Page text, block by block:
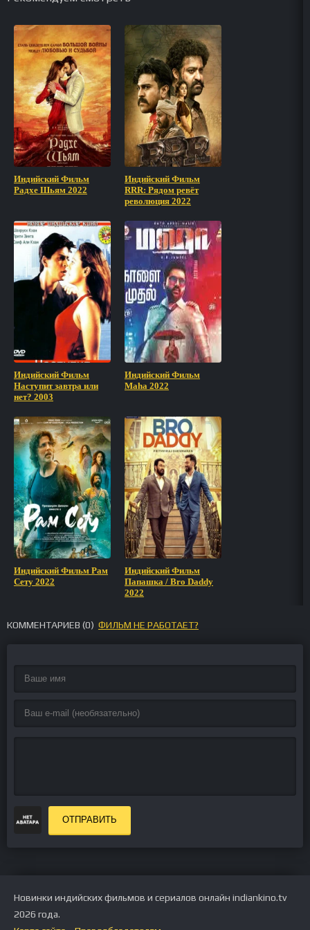
Индийский Фильм
Радхе Шьям 2022
Индийский Фильм
RRR: Рядом ревёт
революция 2022
Индийский Фильм
Наступит завтра или
нет? 2003
Индийский Фильм
Maha 2022
Индийский Фильм Рам
Сету 2022
Индийский Фильм
Папашка / Bro Daddy
2022
КОММЕНТАРИЕВ (0) ФИЛЬМ НЕ РАБОТАЕТ?
ОТПРАВИТЬ
Новинки индийских фильмов и сериалов онлайн indiankino.tv
2026 года.